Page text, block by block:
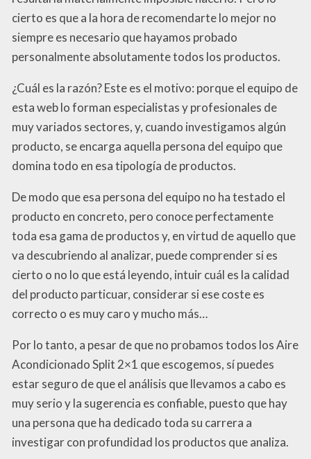
cierto es que a la hora de recomendarte lo mejor no
siempre es necesario que hayamos probado
personalmente absolutamente todos los productos.
¿Cuál es la razón? Este es el motivo: porque el equipo de
esta web lo forman especialistas y profesionales de
muy variados sectores, y, cuando investigamos algún
producto, se encarga aquella persona del equipo que
domina todo en esa tipología de productos.
De modo que esa persona del equipo no ha testado el
producto en concreto, pero conoce perfectamente
toda esa gama de productos y, en virtud de aquello que
va descubriendo al analizar, puede comprender si es
cierto o no lo que está leyendo, intuir cuál es la calidad
del producto particuar, considerar si ese coste es
correcto o es muy caro y mucho más…
Por lo tanto, a pesar de que no probamos todos los Aire
Acondicionado Split 2×1 que escogemos, sí puedes
estar seguro de que el análisis que llevamos a cabo es
muy serio y la sugerencia es confiable, puesto que hay
una persona que ha dedicado toda su carrera a
investigar con profundidad los productos que analiza.